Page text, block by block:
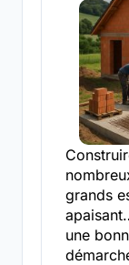
grands
une